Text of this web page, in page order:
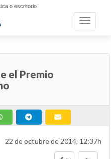
o escritorio
Toggle
el Premio
22 de octubre de 2014, 12:37h